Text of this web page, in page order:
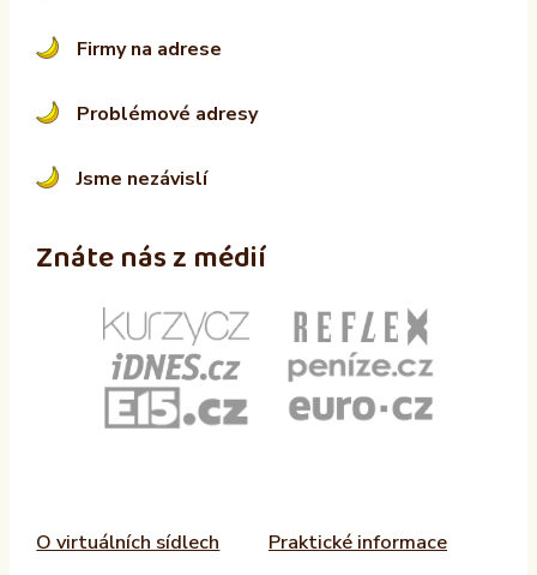
Firmy na adrese
Problémové adresy
Jsme nezávislí
Znáte nás z médií
O virtuálních sídlech
Praktické informace